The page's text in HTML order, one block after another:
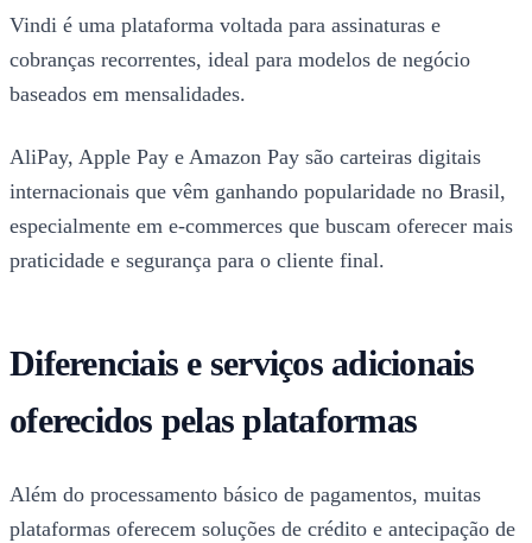
Vindi é uma plataforma voltada para assinaturas e
cobranças recorrentes, ideal para modelos de negócio
baseados em mensalidades.
AliPay, Apple Pay e Amazon Pay são carteiras digitais
internacionais que vêm ganhando popularidade no Brasil,
especialmente em e-commerces que buscam oferecer mais
praticidade e segurança para o cliente final.
Diferenciais e serviços adicionais
oferecidos pelas plataformas
Além do processamento básico de pagamentos, muitas
plataformas oferecem soluções de crédito e antecipação de